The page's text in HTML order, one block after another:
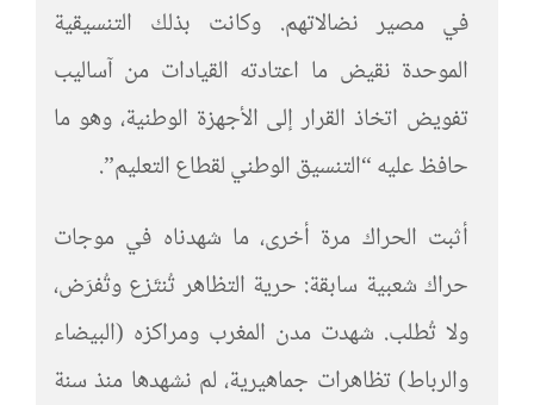
في مصير نضالاتهم. وكانت بذلك التنسيقية
الموحدة نقيض ما اعتادته القيادات من آساليب
تفويض اتخاذ القرار إلى الأجهزة الوطنية، وهو ما
حافظ عليه “التنسيق الوطني لقطاع التعليم”.
أثبت الحراك مرة أخرى، ما شهدناه في موجات
حراك شعبية سابقة: حرية التظاهر تُنتَزع وتُفرَض،
ولا تُطلب. شهدت مدن المغرب ومراكزه (البيضاء
والرباط) تظاهرات جماهيرية، لم نشهدها منذ سنة